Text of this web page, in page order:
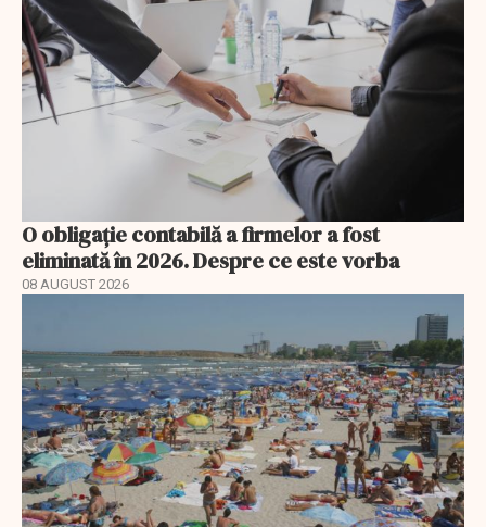
O obligație contabilă a firmelor a fost
eliminată în 2026. Despre ce este vorba
08 AUGUST 2026